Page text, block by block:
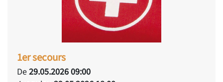
1er secours
De29.05.2026 09:00